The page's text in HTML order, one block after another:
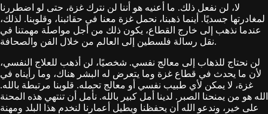
لا، لن نفعل ذلك. ما أعنيه هو أننا لن نترك غزة، حتى لو اضطررنا
لمغادرتها جسديًا. أينما ذهبنا، نحمل غزة معنا في حقائبنا، وقلوبنا. لذلك،
عندما نذهب إلى خارج القطاع، يكون ذلك من أجل مواصلة مهمتنا في
نقل رسالة فلسطين إلى العالم من خلال الفن والصحافة.
لن نحتاج للذهاب إلى معالج نفسي. شخصيًا، لن أذهب للعلاج النفسي،
لأن ما يحدث في قطاع غزة وما يتعرض له البشر هناك، وما رأيناه في
غزة، لا يمكن لأي طبيب نفسي أو معالج تحمله. قلوبنا مرتبطة بالله.
الله هو من يمنحنا الصبر. لدينا أمل كبير بالله. نأمل أن تنتهي هذه المحنة
على خير، وندعو الله أن يحفظنا ويطيل أعمارنا لنخدم هذا البلد ومهنة